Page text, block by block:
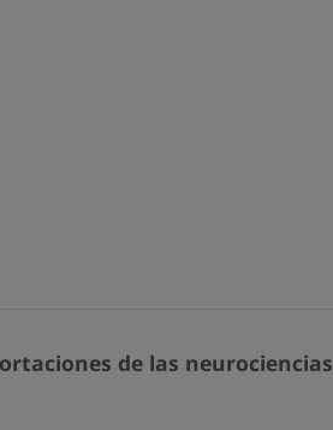
de las neurociencias